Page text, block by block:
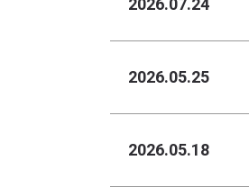
2026.07.24
2026.05.25
2026.05.18